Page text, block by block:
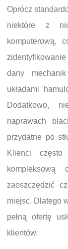
Oprócz
niektóre z
komputerową,
zidentyfikowanie
dany
układami
Dodatkowo,
naprawach
przydatne po
Klienci często
zaoszczędzić
miejsc. Dlatego
pełną ofertę
klientów.